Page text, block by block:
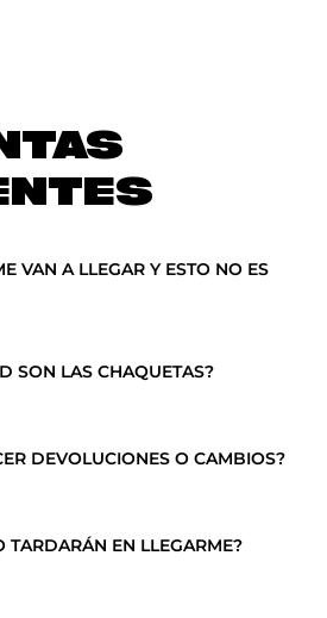
VAN A LLEGAR Y ESTO NO ES
SON LAS CHAQUETAS?
DEVOLUCIONES O CAMBIOS?
TARDARÁN EN LLEGARME?